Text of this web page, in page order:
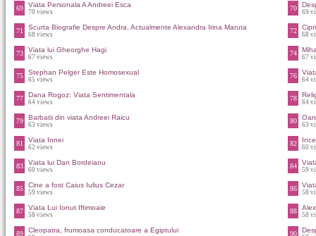
69 Viata Personala A Andreei Esca
70 views 70 69
71 Scurta Biografie Despre Andra, Actualmente Alexandra Irina Maruta
68 views 72 68
73 Viata lui Gheorghe Hagi
67 views 74 67
75 Stephan Pelger Este Homosexual
65 views 76 64
77 Dana Rogoz: Viata Sentimentala
64 views 78 64
79 Barbatii din viata Andreei Raicu
63 views 80 63
81 Viata Innei
62 views 82 60
83 Viata lui Dan Bordeianu
60 views 84 59
85 Cine a fost Caius Iulius Cezar
59 views 86 58
87 Viata Lui Ionut Iftimoaie
58 views 88 58
89 Cleopatra, frumoasa conducatoare a Egiptului 90